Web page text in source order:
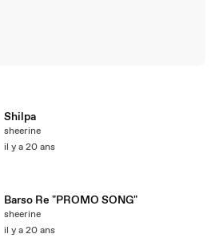
Shilpa
sheerine
il y a 20 ans
Barso Re "PROMO SONG"
sheerine
il y a 20 ans